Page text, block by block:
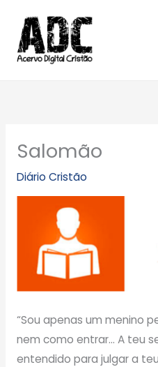
para
conteúdo
Salomão
Diário Cristão
“Sou apenas um menino
nem como entrar… A teu
entendido para julgar a teu